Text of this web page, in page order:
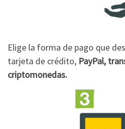
Elige la forma de pago que
tarjeta de crédito, PayPal,
criptomonedas.